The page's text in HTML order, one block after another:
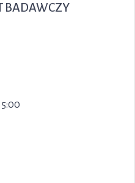
BADAWCZY
PIB
PIB
IBE PIBIBE PIB
Spotify IBE PIB